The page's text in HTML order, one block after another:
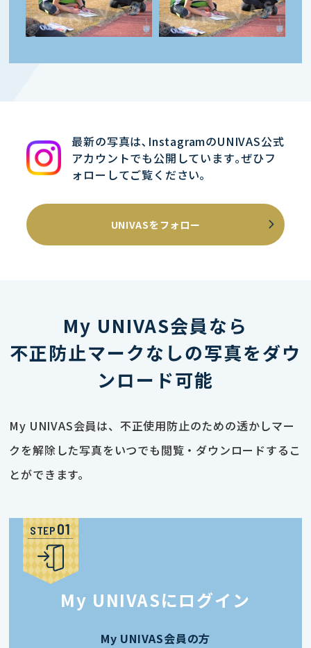
最新の写真は､InstagramのUNIVAS公式
アカウントでも公開しています｡ぜひフ
ォローしてご覧ください｡
UNIVASをフォロー
My UNIVAS会員なら
不正防止マークなしの写真をダウ
ンロード可能
My UNIVAS会員は、不正使用防止のための透かしマー
クを解除した写真をいつでも閲覧・ダウンロードするこ
とができます。
STEP
My UNIVASにログイン
My UNIVAS会員の方